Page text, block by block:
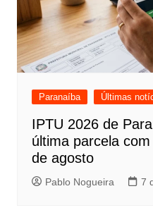
Paranaíba Últimas
IPTU 2026 de
última parcela
de agosto
Pablo Nogueira 7